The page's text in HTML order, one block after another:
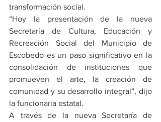
transformación social.
“Hoy la presentación de la nueva
Secretaría de Cultura, Educación y
Recreación Social del Municipio de
Escobedo es un paso significativo en la
consolidación de instituciones que
promueven el arte, la creación de
comunidad y su desarrollo integral”, dijo
la funcionaria estatal.
A través de la nueva Secretaría de